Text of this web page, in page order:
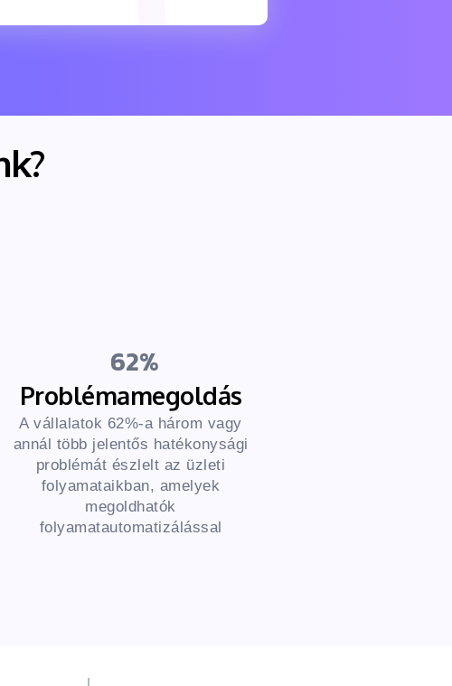
62
Problémamegoldás
A vállalatok 62%-a három vagy
annál több jelentős hatékonysági
problémát észlelt az üzleti
folyamataikban, amelyek
megoldhatók
folyamatautomatizálással